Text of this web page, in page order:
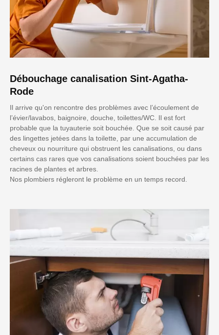
Débouchage canalisation Sint-Agatha-
Rode
Il arrive qu'on rencontre des problèmes avec l’écoulement de
l’évier/lavabos, baignoire, douche, toilettes/WC. Il est fort
probable que la tuyauterie soit bouchée. Que se soit causé par
des lingettes jetées dans la toilette, par une accumulation de
cheveux ou nourriture qui obstruent les canalisations, ou dans
certains cas rares que vos canalisations soient bouchées par les
racines de plantes et arbres.
Nos plombiers régleront le problème en un temps record.